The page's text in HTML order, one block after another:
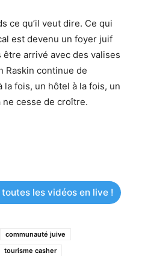
ce qu’il veut dire. Ce qui
est devenu un foyer juif
arrivé avec des valises
Raskin continue de
fois, un hôtel à la fois, un
ne cesse de croître.
les vidéos en live !
communauté juive
tourisme casher